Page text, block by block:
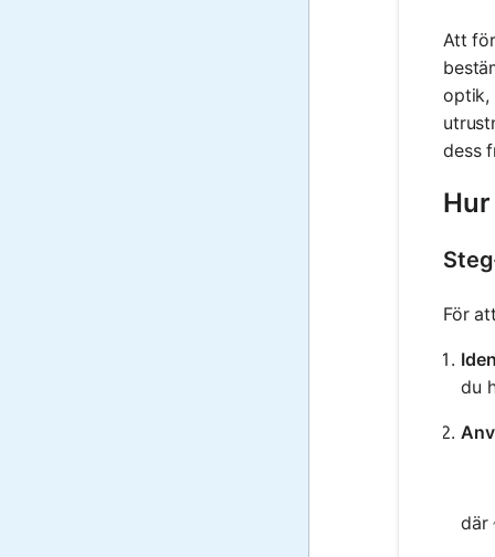
Att
optik,
dess
För
du
där